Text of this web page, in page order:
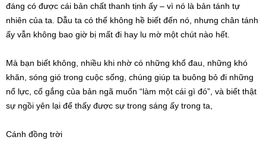
đáng có được cái bản chất thanh tịnh ấy – vì nó là bản tánh tự
nhiên của ta. Dẫu ta có thể không hề biết đến nó, nhưng chân tánh
ấy vẫn không bao giờ bị mất đi hay lu mờ một chút nào hết.
Mà bạn biết không, nhiều khi nhờ có những khổ đau, những khó
khăn, sóng gió trong cuộc sống, chúng giúp ta buông bỏ đi những
nổ lực, cố gắng của bản ngã muốn “làm một cái gì đó”, và biết thật
sự ngồi yên lại để thấy được sự trong sáng ấy trong ta,
Cánh đồng trời